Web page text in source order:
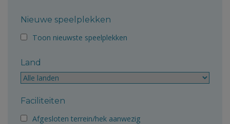
Nieuwe speelplekken
Toon nieuwste speelplekken
Land
Faciliteiten
Afgesloten terrein/hek aanwezig